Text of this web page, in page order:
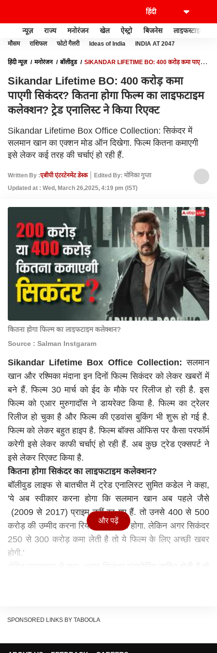
न्यूज़ राज्य मनोरंजन खेल ऐस्ट्रो बिजनेस लाइफस्टाइल
मौसम राशिफल फोटो गैलरी Ideas of India INDIA AT 2047
हिंदी न्यूज़ मनोरंजन बॉलीवुड
SIKANDAR LIFETIME BO: 400 करोड़ कमा पाएगी
Sikandar Lifetime BO: 400 करोड़ कमा
पाएगी सिकंदर? कितना होगा फिल्म का लाइफटाइम
कलेक्शन? ट्रेड एनालिस्ट ने किया रिएक्ट
Sikandar Lifetime Box Office Collection: सिकंदर में
सलमान खान का एक्शन मोड ऑन दिखेगा. फिल्म कितना कमाएगी
इसे लेकर कई तरह की चर्चाएं हो रही हैं.
Written By :एबीपी एंटरटेनमेंट डेस्क
Edited By: मोनिका गुप्ता
Updated at : Wed, March 26,2025, 4:19 pm (IST)
कितना होगा फिल्म का लाइफटाइम कलेक्शन?
Source : Salman Instgaram
Sikandar Lifetime Box Office Collection:सलमान
खान और रश्मिका मंदाना इन दिनों फिल्म सिकंदर को लेकर खबरों में
बने हैं. फिल्म 30 मार्च को ईद के मौके पर रिलीज हो रही है. इस
फिल्म को एआर मुरुगादॉस ने डायरेक्ट किया है. फिल्म का ट्रेलर
रिलीज हो चुका है और फिल्म की एडवांस बुकिंग भी शुरू हो गई है.
फिल्म को लेकर बहुत हाइप है. फिल्म बॉक्स ऑफिस पर कैसा परफॉर्म
करेगी इसे लेकर काफी चर्चाएं हो रही हैं. अब कुछ ट्रेड एक्सपर्ट ने
इसे लेकर रिएक्ट किया है.
कितना होगा सिकंदर का लाइफटाइम कलेक्शन?
बॉलीवुड लाइफ से बातचीत में ट्रेड एनालिस्ट सुमित कडेल ने कहा,
'ये अब स्वीकार करना होगा कि सलमान खान अब पहले जैसे
(2009 से 2017) प्राइम नहीं रह गए हैं. तो उनसे 400 से 500
करोड़ की उम्मीद करना रियलिस्टिक नहीं होगा. लेकिन अगर सिकंदर
250 से 300 करोड़ कमा लेती है तो ये फिल्म के लिए अच्छी खबर
होगी.'
और पढ़ें
SPONSORED LINKS BY TABOOLA